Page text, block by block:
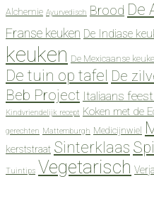
Alchemie Ayurvedisch Brood De
Franse keuken De Indiase
keuken De Mexicaanse
De tuin op tafel De
Beb Project Italiaans
Kindvriendelijk recept Koken met de
gerechten Mattemburgh Medicijnwiel
kerststraat Sinterklaas
Tuintips Vegetarisch